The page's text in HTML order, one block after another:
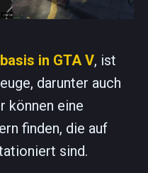
in GTA V, ist
darunter auch
können eine
finden, die auf
sind.